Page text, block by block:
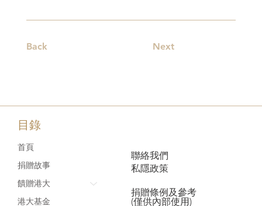
Back Next
目錄
首頁
捐贈故事
饋贈港大
港大基金
聯絡我們
私隱政策
捐贈條例及參考
(僅供內部使用)